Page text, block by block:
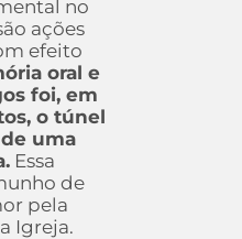
no
ações
efeito
oral e
foi, em
o túnel
uma
Essa
de
pela
Igreja.